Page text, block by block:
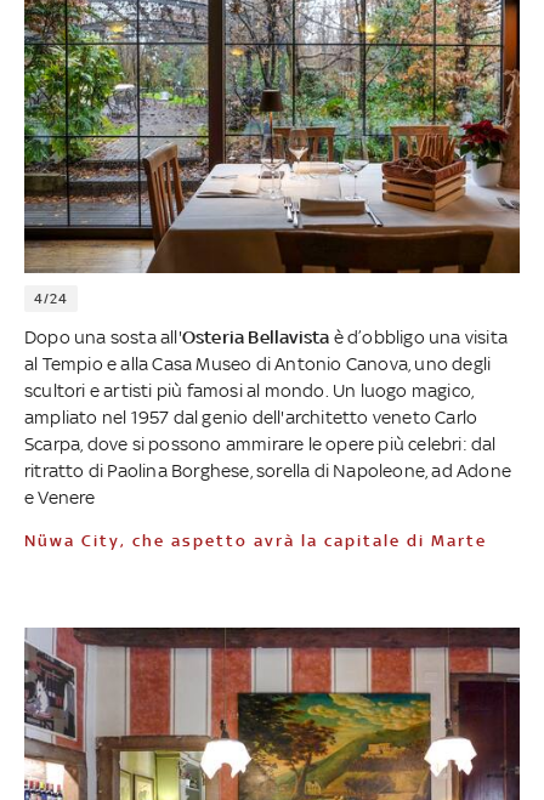
4/24
Dopo una sosta all'Osteria Bellavista è d’obbligo una visita
al Tempio e alla Casa Museo di Antonio Canova, uno degli
scultori e artisti più famosi al mondo. Un luogo magico,
ampliato nel 1957 dal genio dell'architetto veneto Carlo
Scarpa, dove si possono ammirare le opere più celebri: dal
ritratto di Paolina Borghese, sorella di Napoleone, ad Adone
e Venere
Nüwa City, che aspetto avrà la capitale di Marte